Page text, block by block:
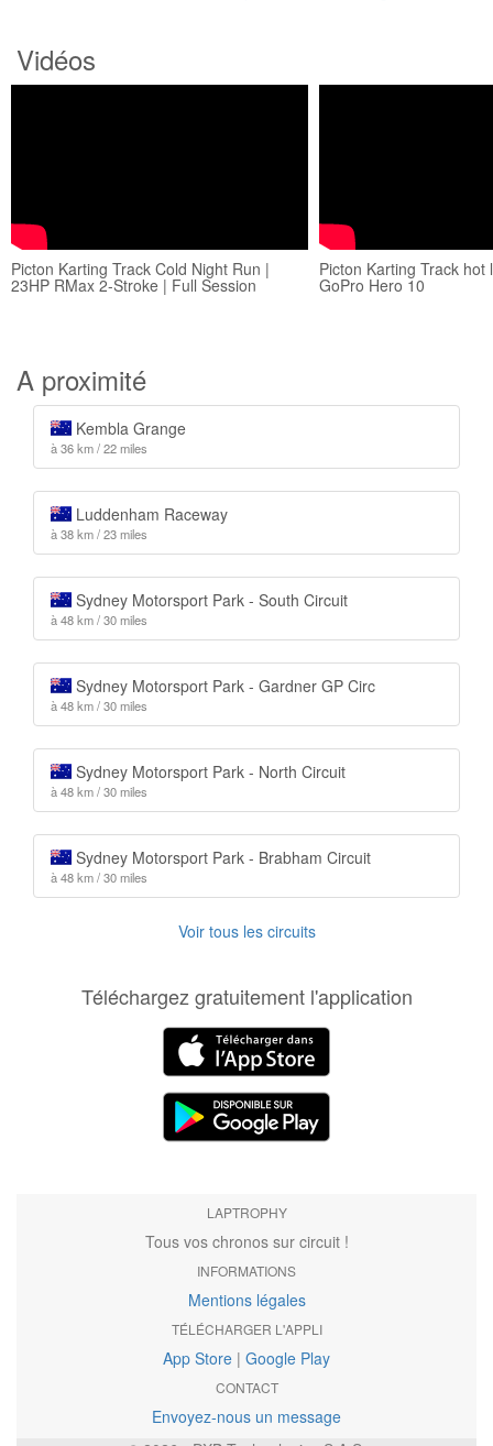
Vidéos
Picton Karting Track Cold Night Run |
23HP RMax 2-Stroke | Full Session
Picton Karting Track hot
GoPro Hero 10
A proximité
Kembla Grange
à 36 km / 22 miles
Luddenham Raceway
à 38 km / 23 miles
Sydney Motorsport Park - South Circuit
à 48 km / 30 miles
Sydney Motorsport Park - Gardner GP Circ
à 48 km / 30 miles
Sydney Motorsport Park - North Circuit
à 48 km / 30 miles
Sydney Motorsport Park - Brabham Circuit
à 48 km / 30 miles
Voir tous les circuits
Téléchargez gratuitement l'application
LAPTROPHY
Tous vos chronos sur circuit !
INFORMATIONS
Mentions légales
TÉLÉCHARGER L'APPLI
App Store | Google Play
CONTACT
Envoyez-nous un message